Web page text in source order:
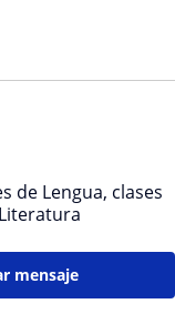
de Lengua, clases
mensaje